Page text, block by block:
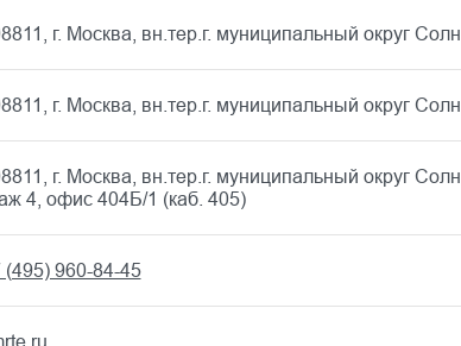
г. Москва, вн.тер.г. муниципальный округ
г. Москва, вн.тер.г. муниципальный округ
г. Москва, вн.тер.г. муниципальный округ
4, офис 404Б/1 (каб. 405)
(495) 960-84-45